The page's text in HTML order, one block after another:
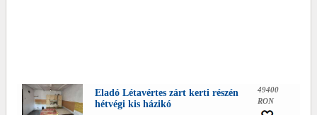
Eladó Létavértes zárt kerti részén
hétvégi kis házikó
49400
RON